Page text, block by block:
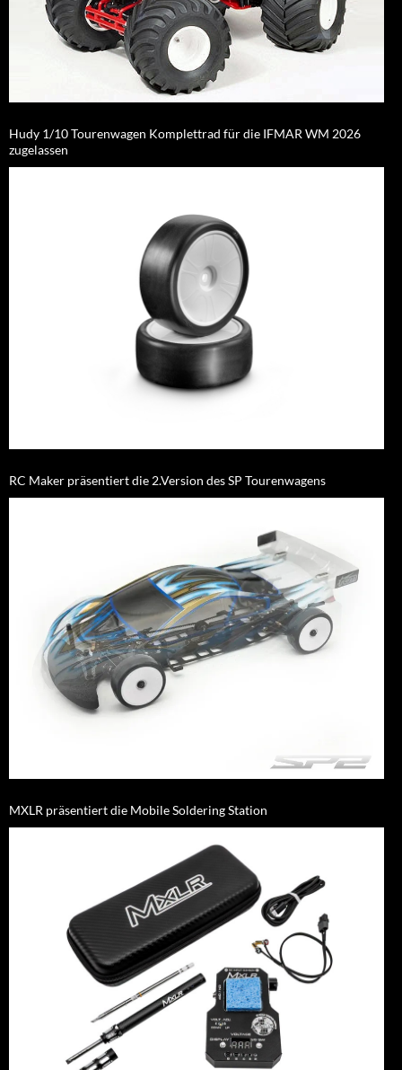
Hudy 1/10 Tourenwagen Komplettrad für die IFMAR WM 2026
zugelassen
RC Maker präsentiert die 2.Version des SP Tourenwagens
MXLR präsentiert die Mobile Soldering Station